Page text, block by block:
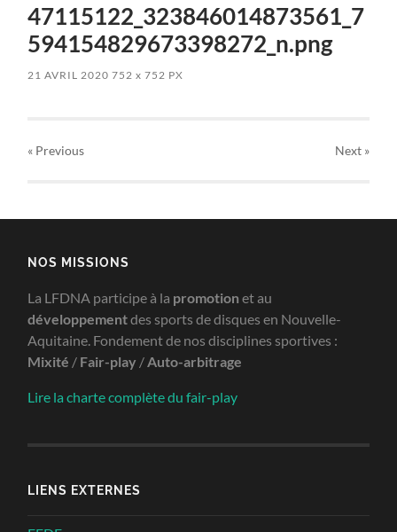
47115122_323846014873561_7
594154829673398272_n.png
21 AVRIL 2020 752x 752 PX
« Previous Next»
NOS MISSIONS
La LFDNA participe à la promotion et au
développementdes sports de disques en Nouvelle-
Aquitaine. Fondement de nos disciplines sportives :
Mixité / Fair-play /Auto-arbitrage
Lire la charte complète du fair-play
LIENS EXTERNES